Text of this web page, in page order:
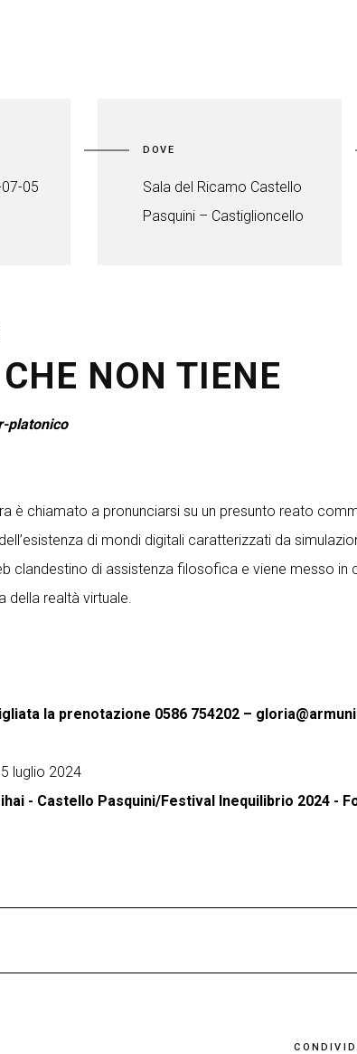
05
DOVE
Sala del Ricamo Castello
Pasquini – Castiglioncello
NON TIENE
platonico
è chiamato a pronunciarsi su un presunto reato
di mondi digitali caratterizzati da
clandestino di assistenza filosofica e viene messo
della realtà virtuale.
la prenotazione 0586 754202 –
5 luglio 2024
- Castello Pasquini/Festival Inequilibrio 2024 -
sceniche, pur privilegiando gli aspetti più organici